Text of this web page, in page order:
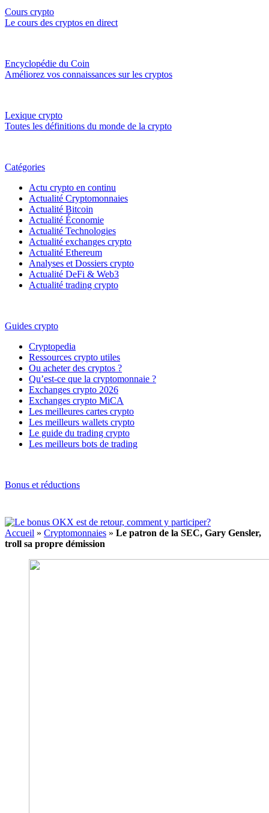
Cours crypto
Le cours des cryptos en direct
Encyclopédie du Coin
Améliorez vos connaissances sur les cryptos
Lexique crypto
Toutes les définitions du monde de la crypto
Catégories
Actu crypto en continu
Actualité Cryptomonnaies
Actualité Bitcoin
Actualité Économie
Actualité Technologies
Actualité exchanges crypto
Actualité Ethereum
Analyses et Dossiers crypto
Actualité DeFi & Web3
Actualité trading crypto
Guides crypto
Cryptopedia
Ressources crypto utiles
Ou acheter des cryptos ?
Qu’est-ce que la cryptomonnaie ?
Exchanges crypto 2026
Exchanges crypto MiCA
Les meilleures cartes crypto
Les meilleurs wallets crypto
Le guide du trading crypto
Les meilleurs bots de trading
Bonus et réductions
Accueil » Cryptomonnaies » Le patron de la SEC, Gary Gensler,
troll sa propre démission